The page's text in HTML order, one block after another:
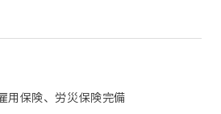
用保険、労災保険完備